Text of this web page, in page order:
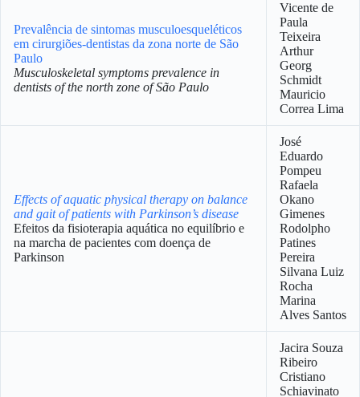
Prevalência de sintomas musculoesqueléticos
em cirurgiões-dentistas da zona norte de São
Paulo
Musculoskeletal symptoms prevalence in
dentists of the north zone of São Paulo
Vicente de
Paula
Teixeira
Arthur
Georg
Schmidt
Mauricio
Correa Lima
Effects of aquatic physical therapy on balance
and gait of patients with Parkinson’s disease
Efeitos da fisioterapia aquática no equilíbrio e
na marcha de pacientes com doença de
Parkinson
José
Eduardo
Pompeu
Rafaela
Okano
Gimenes
Rodolpho
Patines
Pereira
Silvana Luiz
Rocha
Marina
Alves Santos
Jacira Souza
Ribeiro
Cristiano
Schiavinato